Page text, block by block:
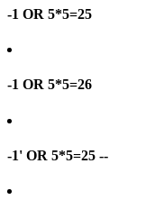
-1 OR 5*5=25
-1 OR 5*5=26
-1' OR 5*5=25 --